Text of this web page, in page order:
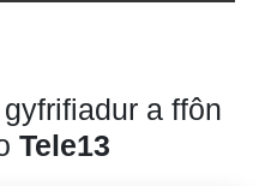
a ffôn
Tele13